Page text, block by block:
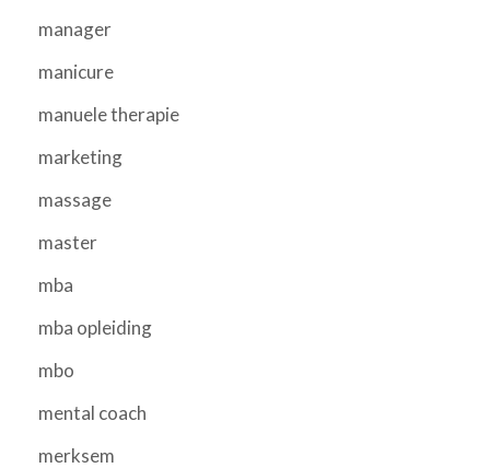
manager
manicure
manuele therapie
marketing
massage
master
mba
mba opleiding
mbo
mental coach
merksem